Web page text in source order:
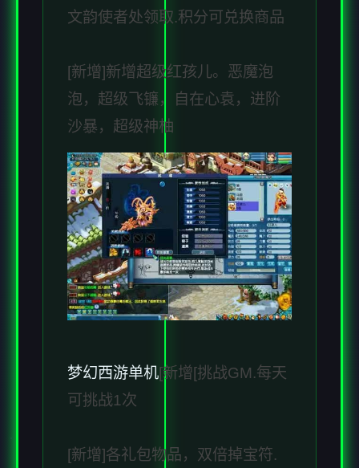
文韵使者处领取.积分可兑换商品
[新增]新增超级红孩儿。恶魔泡
泡，超级飞镰，自在心袁，进阶
沙暴，超级神柚
梦幻西游单机[新增[挑战GM.每天
可挑战1次
[新增]各礼包物品，双倍掉宝符.